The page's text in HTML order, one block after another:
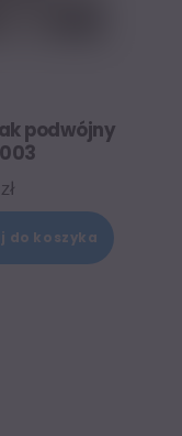
podwójny
zł
do koszyka